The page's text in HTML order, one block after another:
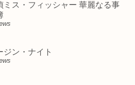
ミス・フィッシャー 華麗なる事
ジン・ナイト